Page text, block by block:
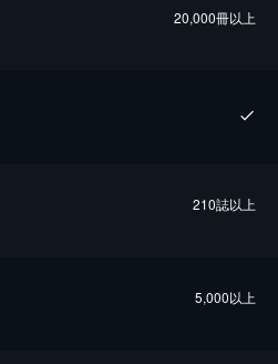
20,000冊以上
210誌以上
5,000以上